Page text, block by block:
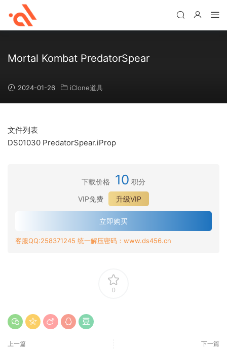
Mortal Kombat PredatorSpear
2024-01-26 iClone道具
文件列表
DS01030 PredatorSpear.iProp
下载价格 10 积分
VIP免费
升级VIP
立即购买
客服QQ:258371245 统一解压密码：www.ds456.cn
0
上一篇 下一篇